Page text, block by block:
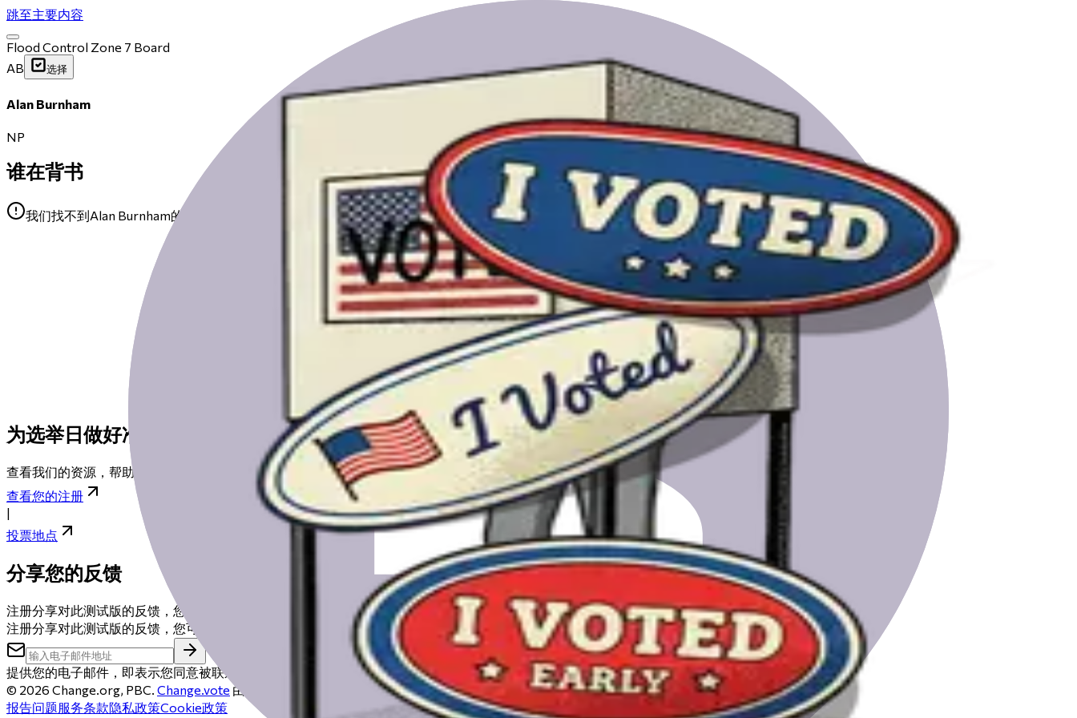
跳至主要内容
Flood Control Zone 7 Board
AB
选择
Alan Burnham
NP
谁在背书
我们找不到Alan Burnham的任何公开背书。
为选举日做好准备
查看我们的资源，帮助您为选举日做好准备，从登记到找到您的投票站。
查看您的注册
投票地点
分享您的反馈
注册分享对此测试版的反馈，您可能会获得50美元礼品卡。
注册分享对此测试版的反馈，您可能会获得50美元礼品卡。
提供您的电子邮件，即表示您同意被联系以安排反馈电话。您的电子邮件仅用于安排时间和在通话完成后收到您的礼品卡。
© 2026 Change.org, PBC. Change.vote 由Change.org运营，这是一家非营利所有的PBC公司。
报告问题服务条款隐私政策Cookie政策